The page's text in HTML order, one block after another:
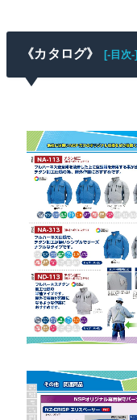
《カタログ》 [-目次-]